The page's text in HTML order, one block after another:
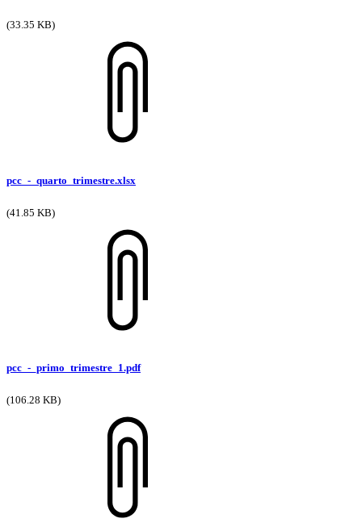
(33.35 KB)
pcc_-_quarto_trimestre.xlsx
(41.85 KB)
pcc_-_primo_trimestre_1.pdf
(106.28 KB)